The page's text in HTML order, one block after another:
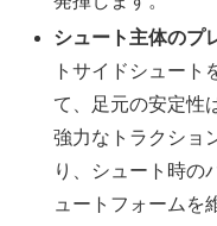
シュート主体のプ
トサイドシュート
て、足元の安定性
強力なトラクショ
り、シュート時の
ュートフォームを